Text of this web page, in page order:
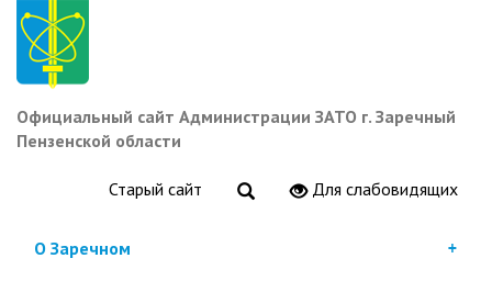
Перейти
основному
содержанию
Официальный сайт Администрации ЗАТО г. Заречный
Пензенской области
Старый сайт Для слабовидящих
О Заречном